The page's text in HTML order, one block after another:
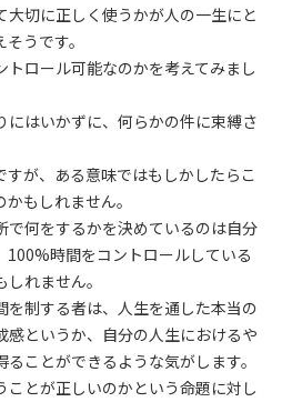
大切に正しく使うかが人の一生にと
うです。
トロール可能なのかを考えてみまし
にはいかずに、何らかの件に束縛さ
すが、ある意味ではもしかしたらこ
もしれません。
で何をするかを決めているのは自分
100%時間をコントロールしている
れません。
を制する者は、人生を通した本当の
感というか、自分の人生におけるや
ことができるような気がします。
ことが正しいのかという命題に対し